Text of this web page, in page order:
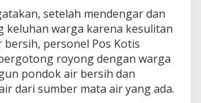
B
a
n
g
"
setelah mendengar dan
keluhan warga karena kesulitan
personel Pos Kotis
royong dengan warga
pondok air bersih dan
dari sumber mata air yang ada.